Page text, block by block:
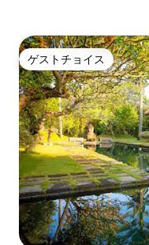
ゲストチョイス
ゲストチョイス